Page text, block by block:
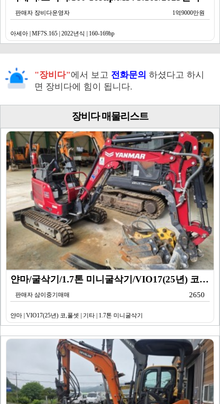
판매자 장비다운영자 1억9000만원
아세아 | MF7S.165 | 2022년식 | 160-169hp
"장비다"에서 보고 전화문의 하셨다고 하시
면 장비다에 힘이 됩니다.
장비다 매물리스트
얀마/굴삭기/1.7톤 미니굴삭기/VIO17(25년) 코…
판매자 삼이중기매매 2650
얀마 | VIO17(25년) 코,풀셋 | 기타 | 1.7톤 미니굴삭기